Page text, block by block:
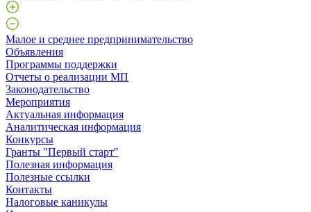
Малое и среднее предпринимательство
Объявления
Программы поддержки
Отчеты о реализации МП
Законодательство
Мероприятия
Актуальная информация
Аналитическая информация
Конкурсы
Гранты "Первый старт"
Полезная информация
Полезные ссылки
Контакты
Налоговые каникулы